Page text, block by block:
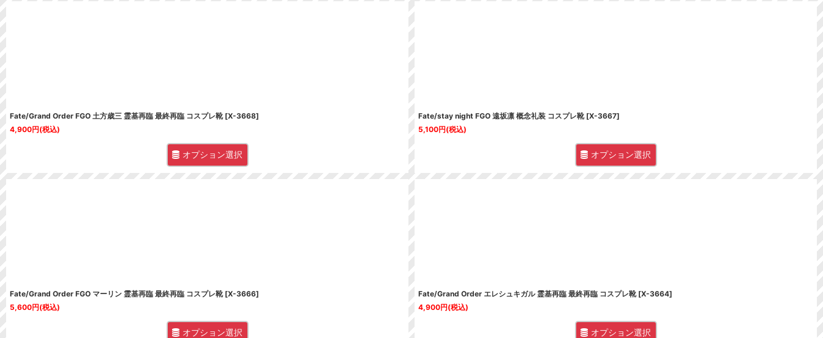
Fate/Grand Order FGO 土方歳三 霊基再臨 最終再臨 コスプレ靴 [X-3668]
4,900円(税込)
オプション選択
Fate/stay night FGO 遠坂凛 概念礼装 コスプレ靴 [X-3667]
5,100円(税込)
オプション選択
Fate/Grand Order FGO マーリン 霊基再臨 最終再臨 コスプレ靴 [X-3666]
5,600円(税込)
オプション選択
Fate/Grand Order エレシュキガル 霊基再臨 最終再臨 コスプレ靴 [X-3664]
4,900円(税込)
オプション選択